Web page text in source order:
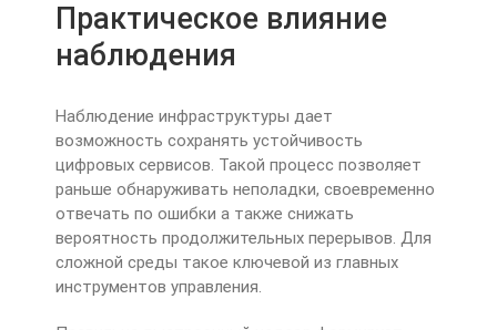
Практическое влияние
наблюдения
Наблюдение инфраструктуры дает
возможность сохранять устойчивость
цифровых сервисов. Такой процесс позволяет
раньше обнаруживать неполадки, своевременно
отвечать по ошибки а также снижать
вероятность продолжительных перерывов. Для
сложной среды такое ключевой из главных
инструментов управления.